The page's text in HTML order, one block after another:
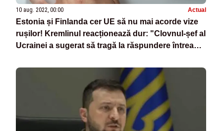
10 aug. 2022, 00:00 Actual
Estonia și Finlanda cer UE să nu mai acorde vize
rușilor! Kremlinul reacționează dur: "Clovnul-șef al
Ucrainei a sugerat să tragă la răspundere întreaga